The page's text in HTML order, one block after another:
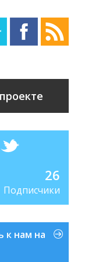
26
Подписчики
к нам на